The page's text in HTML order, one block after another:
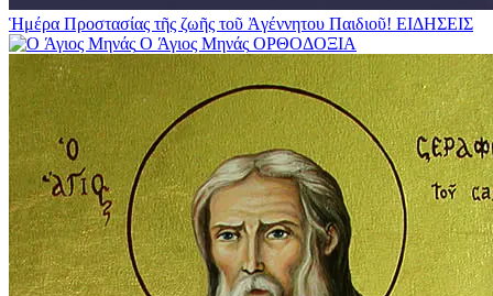
Ἡμέρα Προστασίας τῆς ζωῆς τοῦ Ἀγέννητου Παιδιοῦ! ΕΙΔΗΣΕΙΣ
O Άγιος Μηνάς ΟΡΘΟΔΟΞΙΑ